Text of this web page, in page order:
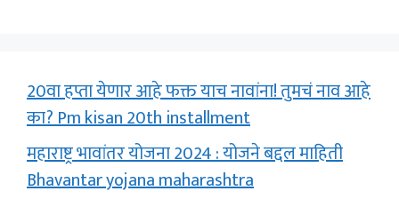
20वा हप्ता येणार आहे फक्त याच नावांना! तुमचं नाव आहे
का? Pm kisan 20th installment
महाराष्ट्र भावांतर योजना 2024 : योजने बद्दल माहिती
Bhavantar yojana maharashtra